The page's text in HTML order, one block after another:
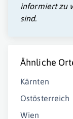
informiert zu
sind.
Ähnliche
Kärnten
Ostösterreich
Wien